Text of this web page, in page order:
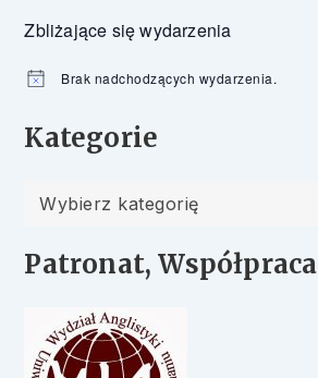
Zbliżające się wydarzenia
Powiadomienie
Brak nadchodzących wydarzenia.
Kategorie
Kategorie
Patronat, Współpraca